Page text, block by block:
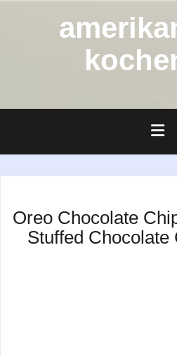
Oreo Chocolate
Stuffed Chocolate